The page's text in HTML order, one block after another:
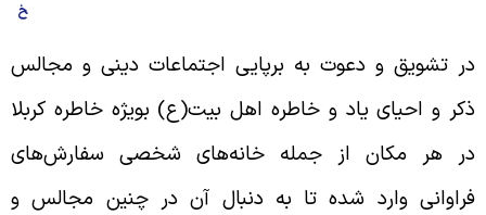
تشویق و دعوت به برپایی اجتماعات دینی و مجالس
و احیای یاد و خاطره اهل بیت(ع) بویژه خاطره کربلا
هر مکان از جمله خانه‌های شخصی سفارش‌های
وارد شده تا به دنبال آن در چنین مجالس و